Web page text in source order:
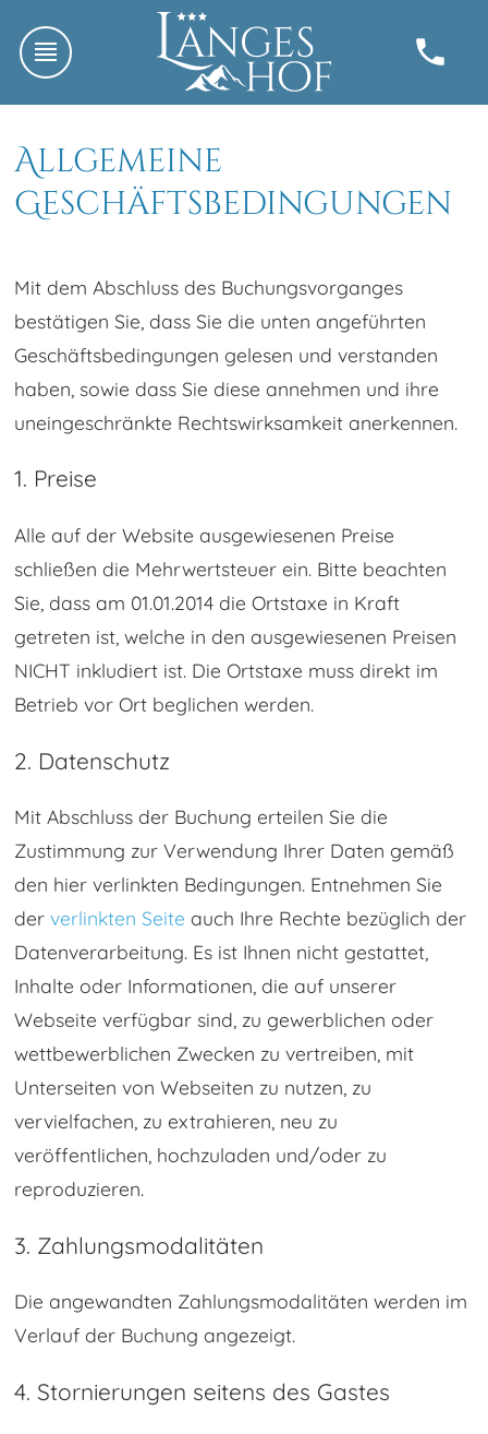
Allgemeine
Geschäftsbedingungen
Mit dem Abschluss des Buchungsvorganges
bestätigen Sie, dass Sie die unten angeführten
Geschäftsbedingungen gelesen und verstanden
haben, sowie dass Sie diese annehmen und ihre
uneingeschränkte Rechtswirksamkeit anerkennen.
1. Preise
Alle auf der Website ausgewiesenen Preise
schließen die Mehrwertsteuer ein. Bitte beachten
Sie, dass am 01.01.2014 die Ortstaxe in Kraft
getreten ist, welche in den ausgewiesenen Preisen
NICHT inkludiert ist. Die Ortstaxe muss direkt im
Betrieb vor Ort beglichen werden.
2. Datenschutz
Mit Abschluss der Buchung erteilen Sie die
Zustimmung zur Verwendung Ihrer Daten gemäß
den hier verlinkten Bedingungen. Entnehmen Sie
der verlinkten Seite auch Ihre Rechte bezüglich der
Datenverarbeitung. Es ist Ihnen nicht gestattet,
Inhalte oder Informationen, die auf unserer
Webseite verfügbar sind, zu gewerblichen oder
wettbewerblichen Zwecken zu vertreiben, mit
Unterseiten von Webseiten zu nutzen, zu
vervielfachen, zu extrahieren, neu zu
veröffentlichen, hochzuladen und/oder zu
reproduzieren.
3. Zahlungsmodalitäten
Die angewandten Zahlungsmodalitäten werden im
Verlauf der Buchung angezeigt.
4. Stornierungen seitens des Gastes